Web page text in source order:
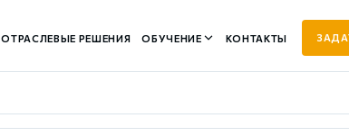
ОТРАСЛЕВЫЕ РЕШЕНИЯ ОБУЧЕНИЕ КОНТАКТЫ